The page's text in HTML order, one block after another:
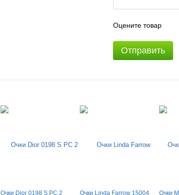
Оцените товар
Отправить
Очки Dior 0198 S PС 2 Очки Linda Farrow 15004 Очки